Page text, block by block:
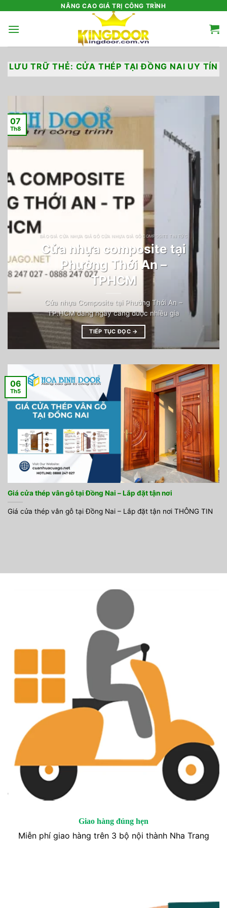
nội
NÂNG CAO GIÁ TRỊ CÔNG TRÌNH
LƯU TRỮ THẺ: CỬA THÉP TẠI ĐỒNG NAI UY TÍN
BÁO GIÁ CỬA NHỰA GIẢ GỖ CỬA NHỰA GIẢ GỖ COMPOSITE TIN TỨC
Cửa nhựa composite tại
Phường Thới An –
TPHCM
Cửa nhựa Composite tại Phường Thới An –
TP.HCM đang ngày càng được nhiều gia
TIẾP TỤC ĐỌC →
07
Th8
Giá cửa thép vân gỗ tại Đồng Nai – Lắp đặt tận nơi
Giá cửa thép vân gỗ tại Đồng Nai – Lắp đặt tận nơi THÔNG TIN
06
Th5
Giao hàng đúng hẹn
Miễn phí giao hàng trên 3 bộ nội thành Nha Trang